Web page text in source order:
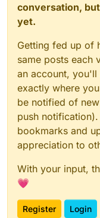
conversation,
yet.
Getting fed up of
same posts each
an account,
exactly where
be notified of
push
bookmarks and
appreciation to
With your input,
💗
Register Login